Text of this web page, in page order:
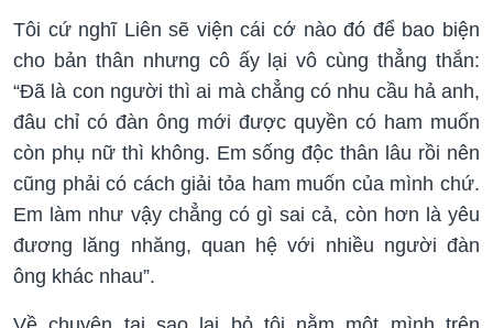
Tôi cứ nghĩ Liên sẽ viện cái cớ nào đó để bao biện
cho bản thân nhưng cô ấy lại vô cùng thẳng thắn:
“Đã là con người thì ai mà chẳng có nhu cầu hả anh,
đâu chỉ có đàn ông mới được quyền có ham muốn
còn phụ nữ thì không. Em sống độc thân lâu rồi nên
cũng phải có cách giải tỏa ham muốn của mình chứ.
Em làm như vậy chẳng có gì sai cả, còn hơn là yêu
đương lăng nhăng, quan hệ với nhiều người đàn
ông khác nhau”.